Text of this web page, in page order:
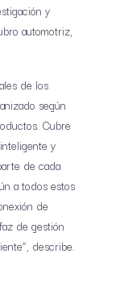
y
automotriz,
de los
según
Cubre
y
de cada
a todos estos
de
de gestión
describe.